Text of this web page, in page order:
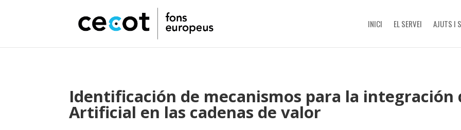
INICI EL SERVEI AJUTS I
Identificación de mecanismos para la integración
Artificial en las cadenas de valor